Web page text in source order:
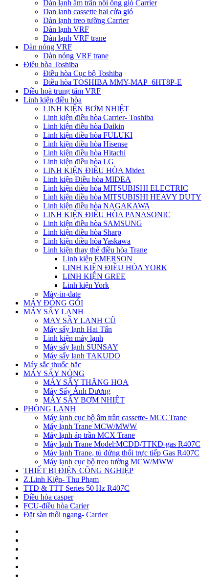
Dàn lạnh âm trần nối ống gió Carrier
Dan lanh cassette hai cửa gió
Dàn lạnh treo tường Carrier
Dàn lạnh VRF
Dàn lạnh VRF trane
Dàn nóng VRF
Dàn nóng VRF trane
Điều hòa Toshiba
Điều hòa Cục bộ Toshiba
Điều hòa TOSHIBA MMY-MAP_6HT8P-E
Điều hoà trung tâm VRF
Linh kiện điều hòa
LINH KIỆN BƠM NHIỆT
Linh kiện điều hòa Carrier- Toshiba
Linh kiện điều hòa Daikin
Linh kiện điều hòa FULUKI
Linh kiện điều hòa Hisense
Linh kiện điều hòa Hitachi
Linh kiện điều hòa LG
LINH KIỆN ĐIỀU HÒA Midea
Linh kiện Điều hòa MIDEA
Linh kiện điều hòa MITSUBISHI ELECTRIC
Linh kiện điều hòa MITSUBISHI HEAVY DUTY
Linh kiện điều hòa NAGAKAWA
LINH KIỆN ĐIỀU HÒA PANASONIC
Linh kiện điều hòa SAMSUNG
Linh kiện điều hòa Sharp
Linh kiện điều hòa Yaskawa
Linh kiện thay thế điều hòa Trane
Linh kiện EMERSON
LINH KIỆN ĐIỀU HÒA YORK
LINH KIỆN GREE
Linh kiện York
Máy-in-date
MÁY ĐÓNG GÓI
MÁY SẤY LẠNH
MAY SÂY LANH CŨ
Máy sấy lạnh Hai Tấn
Linh kiện máy lạnh
Máy sấy lạnh SUNSAY
Máy sấy lanh TAKUDO
Máy sắc thuốc bắc
MÁY SẤY NÓNG
MÁY SẤY THĂNG HOA
Máy Sấy Ánh Dương
MÁY SẤY BƠM NHIỆT
PHÒNG LẠNH
Máy lạnh cục bộ âm trần cassette- MCC Trane
Máy lạnh Trane MCW/MWW
Máy lạnh áp trần MCX Trane
Máy lạnh Trane Model:MCDD/TTKD-gas R407C
Máy lạnh Trane, tủ đứng thổi trực tiếp Gas R407C
Máy lạnh cục bộ treo tường MCW/MWW
THIẾT BỊ ĐIỆN CÔNG NGHIỆP
Z.Linh Kiện- Thu Phạm
TTD & TTT Series 50 Hz R407C
Điều hòa casper
FCU-điều hòa Carier
Đặt sàn thổi ngang- Carrier